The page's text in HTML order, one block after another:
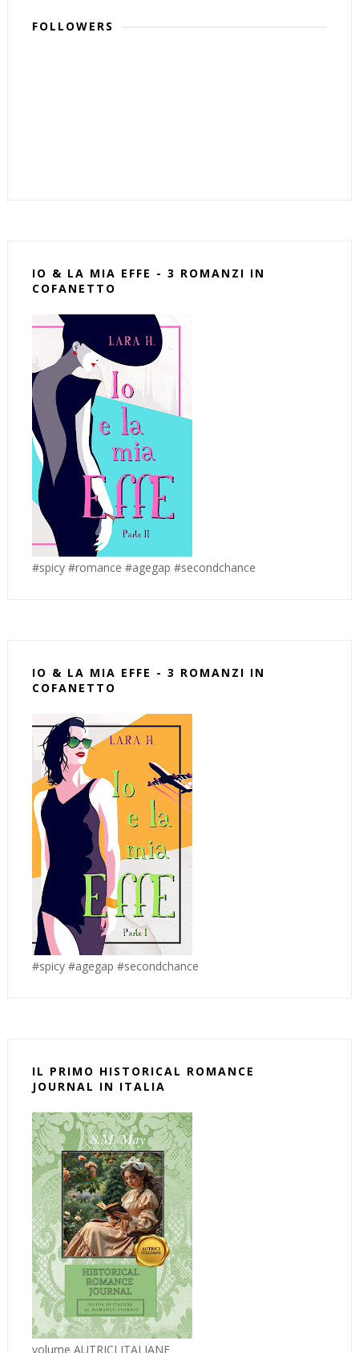
FOLLOWERS
IO & LA MIA EFFE - 3 ROMANZI IN
COFANETTO
#spicy #romance #agegap #secondchance
IO & LA MIA EFFE - 3 ROMANZI IN
COFANETTO
#spicy #agegap #secondchance
IL PRIMO HISTORICAL ROMANCE
JOURNAL IN ITALIA
volume AUTRICI ITALIANE